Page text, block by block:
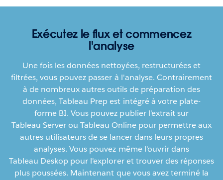
Exécutez le flux et commencez
l'analyse
Une fois les données nettoyées, restructurées et
filtrées, vous pouvez passer à l'analyse. Contrairement
à de nombreux autres outils de préparation des
données, Tableau Prep est intégré à votre plate-
forme BI. Vous pouvez publier l'extrait sur
Tableau Server ou Tableau Online pour permettre aux
autres utilisateurs de se lancer dans leurs propres
analyses. Vous pouvez même l'ouvrir dans
Tableau Deskop pour l'explorer et trouver des réponses
plus poussées. Maintenant que vous avez terminé la